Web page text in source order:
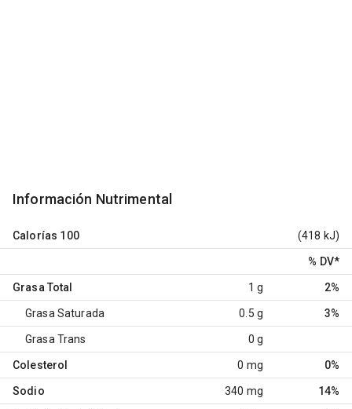
Información Nutrimental
Calorías 100 (418 kJ)
% DV*
Grasa Total 1 g 2%
Grasa Saturada 0.5 g 3%
Grasa Trans 0 g
Colesterol 0 mg 0%
Sodio 340 mg 14%